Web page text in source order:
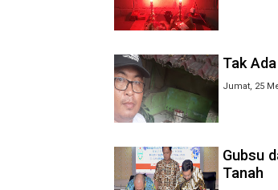
Tak
Jumat, 25
Gubsu
Tanah